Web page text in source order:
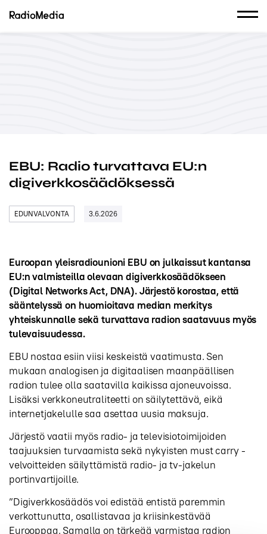
EBU: Radio turvattava EU:n
digiverkkosäädöksessä
EDUNVALVONTA 3.6.2026
Euroopan yleisradiounioni EBU on julkaissut kantansa
EU:n valmisteilla olevaan digiverkkosäädökseen
(Digital Networks Act, DNA). Järjestö korostaa, että
sääntelyssä on huomioitava median merkitys
yhteiskunnalle sekä turvattava radion saatavuus myös
tulevaisuudessa.
EBU nostaa esiin viisi keskeistä vaatimusta. Sen
mukaan analogisen ja digitaalisen maanpäällisen
radion tulee olla saatavilla kaikissa ajoneuvoissa.
Lisäksi verkkoneutraliteetti on säilytettävä, eikä
internetjakelulle saa asettaa uusia maksuja.
Järjestö vaatii myös radio- ja televisiotoimijoiden
taajuuksien turvaamista sekä nykyisten must carry -
velvoitteiden säilyttämistä radio- ja tv-jakelun
portinvartijoille.
”Digiverkkosäädös voi edistää entistä paremmin
verkottunutta, osallistavaa ja kriisinkestävää
Eurooppaa. Samalla on tärkeää varmistaa radion